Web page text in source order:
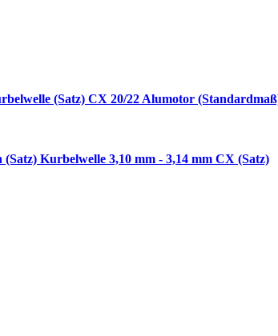
(Satz) CX 20/22 Alumotor
(Satz) Kurbelwelle 3,10 mm - 3,14 mm CX (Satz)